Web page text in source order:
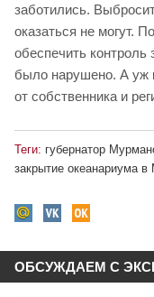
заботились.
оказаться не могут.
обеспечить контроль
было нарушено. А уж
от собственника и
Теги: губернатор
закрытие океанариума
ОБСУЖДАЕМ С